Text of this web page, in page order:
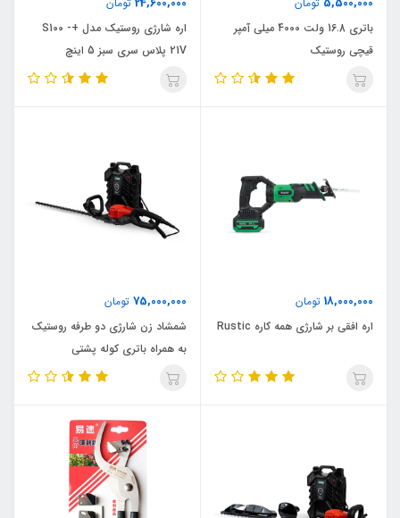
باتری 16.8 ولت 4000 میلی آمپر
قیچی روستیک
اره شارژی روستیک مدل +S100 -
21V پلاس سری سبز 5 اینچ
18,000,000 تومان
اره افقی بر شارژی همه کاره Rustic
75,000,000 تومان
شمشاد زن شارژی دو طرفه روستیک
به همراه باتری کوله پشتی